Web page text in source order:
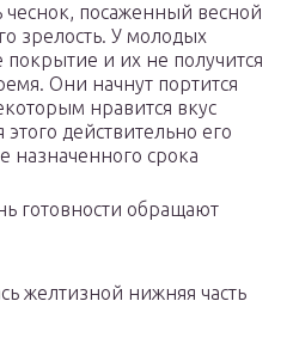
посаженный весной
зрелость. У молодых
и их не получится
Они начнут портится
нравится вкус
действительно его
назначенного срока
готовности обращают
желтизной нижняя часть